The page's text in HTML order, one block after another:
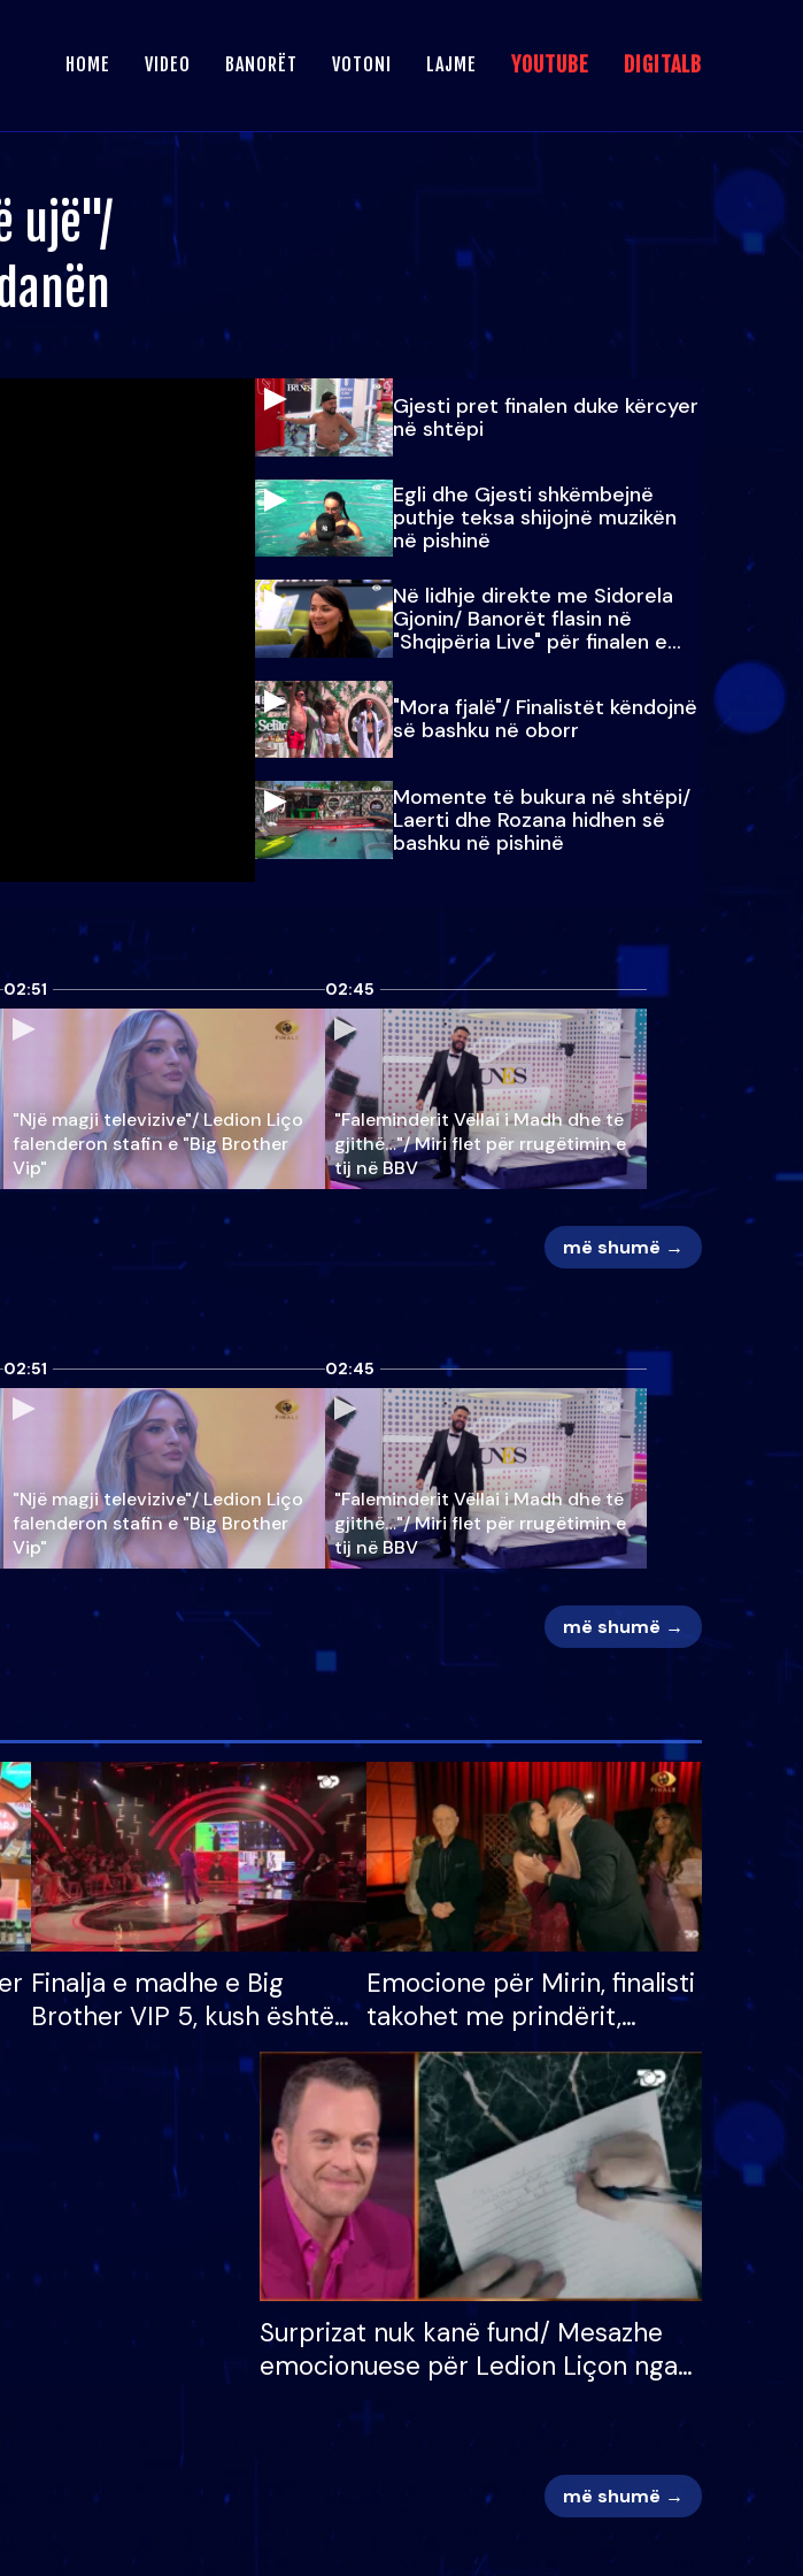
HOME VIDEO BANORËT VOTONI LAJME YOUTUBE DIGITALB
ujë"/
Gjesti pret finalen duke kërcyer
në shtëpi
Egli dhe Gjesti shkëmbejnë
puthje teksa shijojnë muzikën
në pishinë
Në lidhje direkte me Sidorela
Gjonin/ Banorët flasin në
"Shqipëria Live" për finalen e
madhe
"Mora fjalë"/ Finalistët këndojnë
së bashku në oborr
Momente të bukura në shtëpi/
Laerti dhe Rozana hidhen së
bashku në pishinë
02:51
"Një magji televizive"/ Ledion Liço
falenderon stafin e "Big Brother
Vip"
02:45
"Faleminderit Vëllai i Madh dhe të
gjithë…"/ Miri flet për rrugëtimin e
tij në BBV
më shumë →
02:51
"Një magji televizive"/ Ledion Liço
falenderon stafin e "Big Brother
Vip"
02:45
"Faleminderit Vëllai i Madh dhe të
gjithë…"/ Miri flet për rrugëtimin e
tij në BBV
më shumë →
Finalja e madhe e Big
Brother VIP 5, kush është
banori i parë që lë shtëpinë
dhe humb mundësinë për
të fituar çmimin e madh
Emocione për Mirin, finalisti
takohet me prindërit,
vajzën dhe bashkëshorten:
S’kemi ndonjë letër divorci
apo jo?
Surprizat nuk kanë fund/ Mesazhe
emocionuese për Ledion Liçon nga
më shumë →